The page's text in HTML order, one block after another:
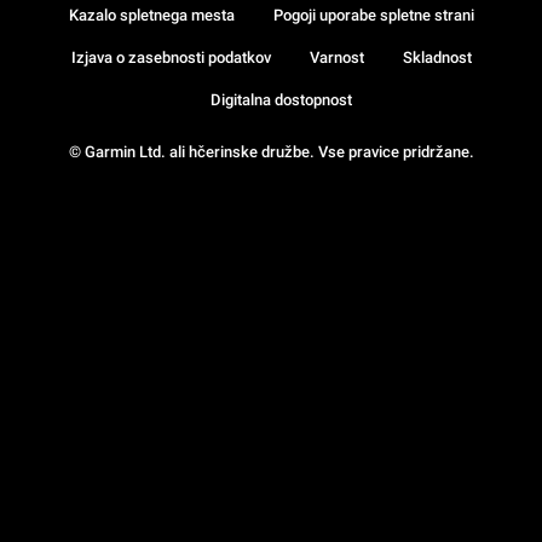
© Garmin Ltd. ali hčerinske družbe. Vse pravice pridržane.
Kazalo spletnega mesta Pogoji uporabe spletne strani
Izjava o zasebnosti podatkov Varnost Skladnost
Digitalna dostopnost